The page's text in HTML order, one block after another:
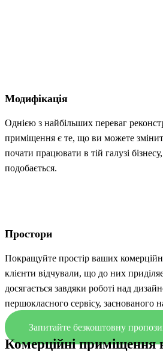
Модифікація
Однією з найбільших переваг
приміщення є те, що ви можете
почати працювати в тій галузі
подобається.
Простори
Покращуйте простір ваших
клієнти відчували, що до них
досягається завдяки роботі над
першокласного сервісу, заснованого
Запитайте безкоштовну
Комерційні приміщення